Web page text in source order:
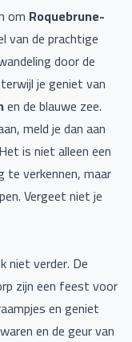
om Roquebrune-
van de prachtige
door de
je geniet van
en de blauwe zee.
meld je dan aan
is niet alleen een
te verkennen, maar
Vergeet niet je
niet verder. De
zijn een feest voor
en geniet
en de geur van